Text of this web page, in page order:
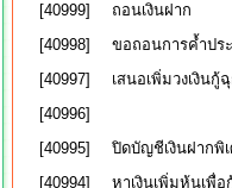
[40999]
ถอนเงินฝาก
[40998]
ขอถอนการค้ำปร
[40997]
เสนอเพิ่มวงเงินกู้
[40996]
[40995]
ปิดบัญชีเงินฝากพิ
[40994]
หาเงินเพิ่มหุ้นเพื่อ